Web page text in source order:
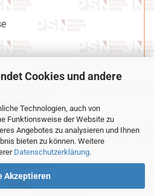
Cookies und andere
Technologien, auch von
Funktionsweise der Website zu
Angebotes zu analysieren und Ihnen
bieten zu können. Weitere
Datenschutzerklärung.
Akzeptieren
& Co. KG
3
Bremen